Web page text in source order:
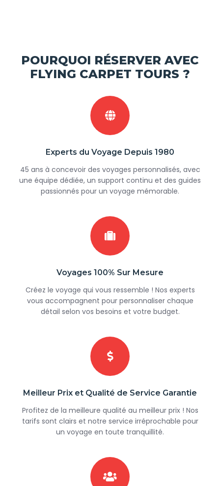
POURQUOI RÉSERVER AVEC
FLYING CARPET TOURS ?
Experts du Voyage Depuis 1980
45 ans à concevoir des voyages personnalisés, avec
une équipe dédiée, un support continu et des guides
passionnés pour un voyage mémorable.
Voyages 100% Sur Mesure
Créez le voyage qui vous ressemble ! Nos experts
vous accompagnent pour personnaliser chaque
détail selon vos besoins et votre budget.
Meilleur Prix et Qualité de Service Garantie
Profitez de la meilleure qualité au meilleur prix ! Nos
tarifs sont clairs et notre service irréprochable pour
un voyage en toute tranquillité.